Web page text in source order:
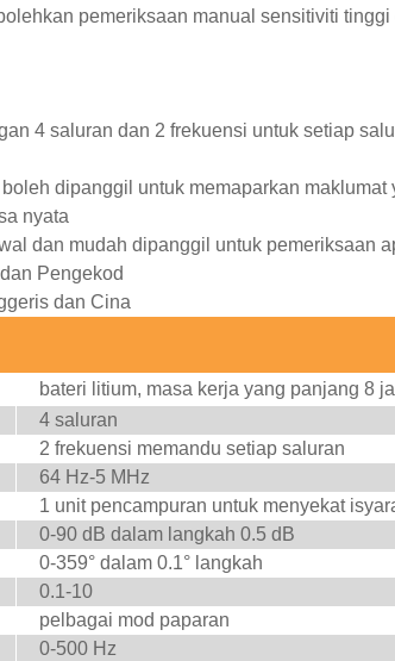
pemeriksaan manual sensitiviti
4 saluran dan 2 frekuensi untuk setiap
dipanggil untuk memaparkan maklumat
nyata
dan mudah dipanggil untuk pemeriksaan
Pengekod
dan Cina
bateri litium, masa kerja yang panjang 8
4 saluran
2 frekuensi memandu setiap saluran
64 Hz-5 MHz
1 unit pencampuran untuk menyekat
0-90 dB dalam langkah 0.5 dB
0-359° dalam 0.1° langkah
0.1-10
pelbagai mod paparan
0-500 Hz